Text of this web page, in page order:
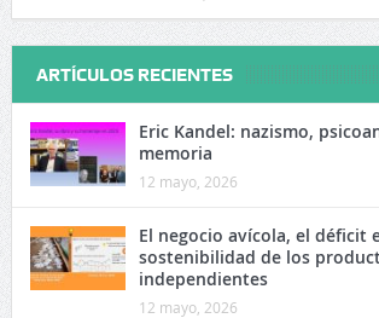
ARTÍCULOS RECIENTES
Eric Kandel: nazismo,
memoria
12 mayo, 2026
El negocio avícola, el déficit
sostenibilidad de los
independientes
12 mayo, 2026